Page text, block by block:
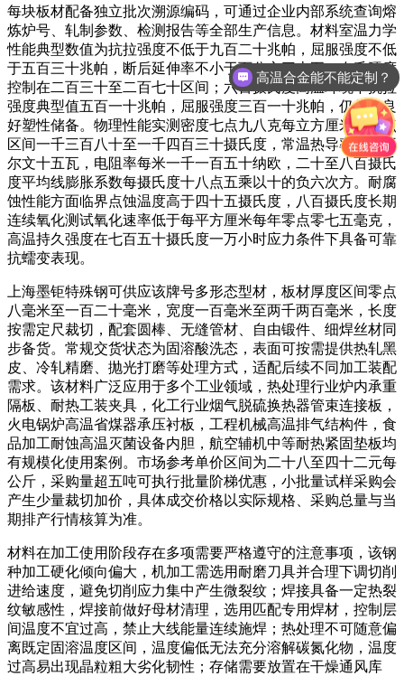
每块板材配备独立批次溯源编码，可通过企业内部系统查询熔
炼炉号、轧制参数、检测报告等全部生产信息。材料室温力学
性能典型数值为抗拉强度不低于九百二十兆帕，屈服强度不低
于五百三十兆帕，断后延伸率不小于百分之三十五，布氏硬度
控制在二百三十至二百七十区间；六百摄氏度高温环境下抗拉
强度典型值五百一十兆帕，屈服强度三百一十兆帕，仍保有良
好塑性储备。物理性能实测密度七点九八克每立方厘米，熔点
区间一千三百八十至一千四百三十摄氏度，常温热导率每米开
尔文十五瓦，电阻率每米一千一百五十纳欧，二十至八百摄氏
度平均线膨胀系数每摄氏度十八点五乘以十的负六次方。耐腐
蚀性能方面临界点蚀温度高于四十五摄氏度，八百摄氏度长期
连续氧化测试氧化速率低于每平方厘米每年零点零七五毫克，
高温持久强度在七百五十摄氏度一万小时应力条件下具备可靠
抗蠕变表现。
上海墨钜特殊钢可供应该牌号多形态型材，板材厚度区间零点
八毫米至一百二十毫米，宽度一百毫米至两千两百毫米，长度
按需定尺裁切，配套圆棒、无缝管材、自由锻件、细焊丝材同
步备货。常规交货状态为固溶酸洗态，表面可按需提供热轧黑
皮、冷轧精磨、抛光打磨等处理方式，适配后续不同加工装配
需求。该材料广泛应用于多个工业领域，热处理行业炉内承重
隔板、耐热工装夹具，化工行业烟气脱硫换热器管束连接板，
火电锅炉高温省煤器承压衬板，工程机械高温排气结构件，食
品加工耐蚀高温灭菌设备内胆，航空辅机中等耐热紧固垫板均
有规模化使用案例。市场参考单价区间为二十八至四十二元每
公斤，采购量超五吨可执行批量阶梯优惠，小批量试样采购会
产生少量裁切加价，具体成交价格以实际规格、采购总量与当
期排产行情核算为准。
材料在加工使用阶段存在多项需要严格遵守的注意事项，该钢
种加工硬化倾向偏大，机加工需选用耐磨刀具并合理下调切削
进给速度，避免切削应力集中产生微裂纹；焊接具备一定热裂
纹敏感性，焊接前做好母材清理，选用匹配专用焊材，控制层
间温度不宜过高，禁止大线能量连续施焊；热处理不可随意偏
离既定固溶温度区间，温度偏低无法充分溶解碳氮化物，温度
过高易出现晶粒粗大劣化韧性；存储需要放置在干燥通风库
高温合金能不能定制？